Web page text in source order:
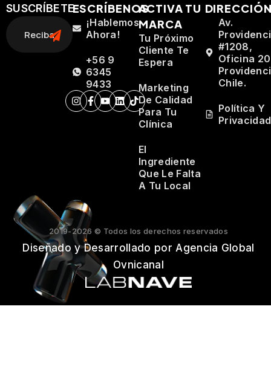
SUSCRÍBETEESCRÍBENOS
¡Hablemos
Ahora!
+56 9
6345
9433
ACTIVA TU
MARCA
Tu Próximo
Cliente Te
Espera
Marketing
De Calidad
Para Tu
Clínica
El
Ingrediente
Que Le Falta
A Tu Local
Av.
#1208,
Oficina
Chile.
Política Y
Privacidad
2019-2026 © Todos los derechos reservados
Diseñado y Desarrollado por Agencia Global
Ovnicanal